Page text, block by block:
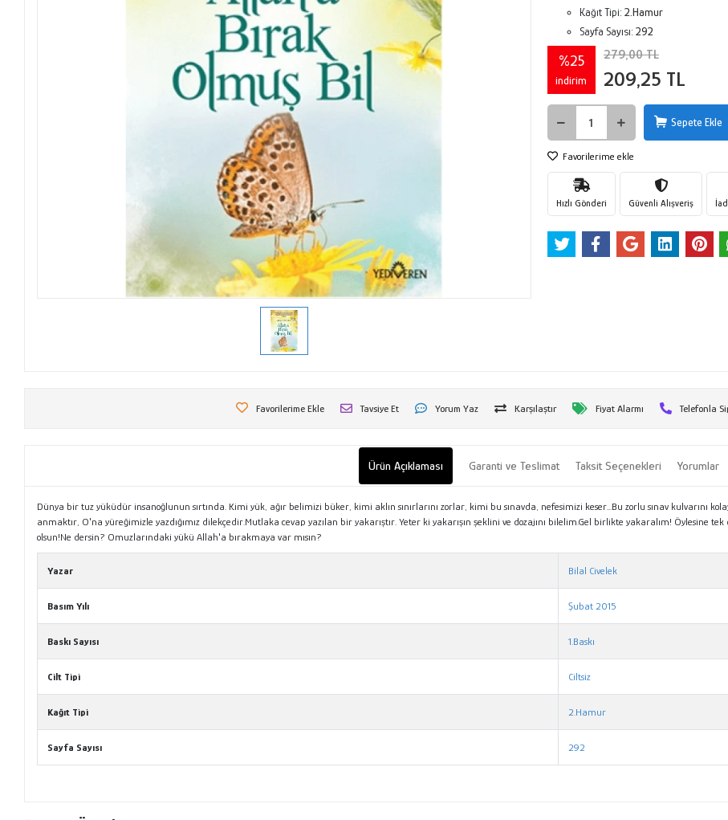
Kağıt Tipi: 2.Hamur
Sayfa Sayısı: 292
%25
indirim
279,00 TL
209,25 TL
Sepete Ekle
Favorilerime ekle
Hızlı Gönderi Güvenli Alışveriş
Favorilerime Ekle Tavsiye Et Yorum Yaz Karşılaştır Fiyat Alarmı Telefonla
Ürün Açıklaması Garanti ve Teslimat Taksit Seçenekleri Yorumlar
Dünya bir tuz yüküdür insanoğlunun sırtında. Kimi yük, ağır belimizi büker, kimi aklın sınırlarını zorlar, kimi bu sınavda, nefesimizi keser...Bu zorlu sınav kulvarını
anmaktır, O'na yüreğimizle yazdığımız dilekçedir.Mutlaka cevap yazılan bir yakarıştır. Yeter ki yakarışın şeklini ve dozajını bilelim.Gel birlikte yakaralım! Öylesine
olsun!Ne dersin? Omuzlarındaki yükü Allah'a bırakmaya var mısın?
Yazar Bilal Civelek
Basım Yılı Şubat 2015
Baskı Sayısı 1.Baskı
Cilt Tipi Ciltsiz
Kağıt Tipi 2.Hamur
Sayfa Sayısı 292